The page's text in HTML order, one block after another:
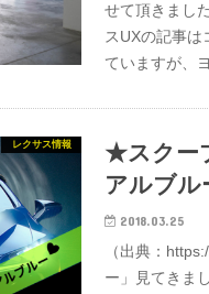
せて頂きまし
スUXの記事は
ていますが、
レクサス情報
★スクー
アルブル
2018.03.25
（出典：
ー」見てきま